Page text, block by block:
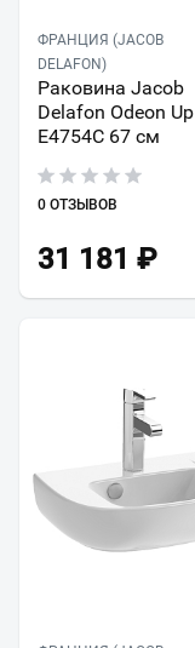
ФРАНЦИЯ (JACOB
DELAFON)
Раковина Jacob
Delafon Odeon Up
E4754C 67 см
0 ОТЗЫВОВ
31 181 ₽